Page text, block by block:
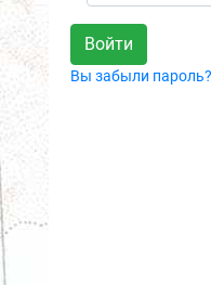
Вы забыли пароль?